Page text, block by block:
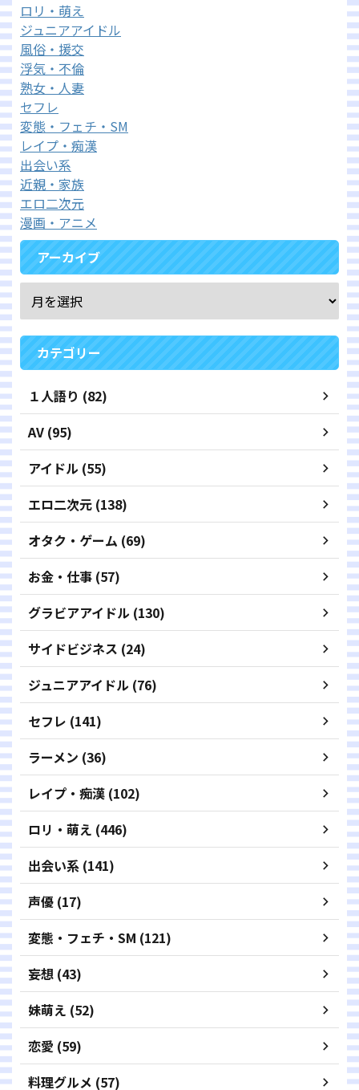
ロリ・萌え
ジュニアアイドル
風俗・援交
浮気・不倫
熟女・人妻
セフレ
変態・フェチ・SM
レイプ・痴漢
出会い系
近親・家族
エロ二次元
漫画・アニメ
アーカイブ
カテゴリー
１人語り (82)
AV (95)
アイドル (55)
エロ二次元 (138)
オタク・ゲーム (69)
お金・仕事 (57)
グラビアアイドル (130)
サイドビジネス (24)
ジュニアアイドル (76)
セフレ (141)
ラーメン (36)
レイプ・痴漢 (102)
ロリ・萌え (446)
出会い系 (141)
声優 (17)
変態・フェチ・SM (121)
妄想 (43)
妹萌え (52)
恋愛 (59)
料理グルメ (57)